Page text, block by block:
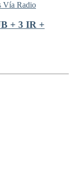
Vía Radio
+ 3 IR +